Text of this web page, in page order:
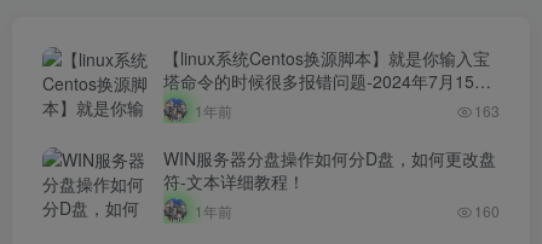
【linux系统Centos换源脚本】就是你输入宝
塔命令的时候很多报错问题-2024年7月15日
最新打包整理-解决小厂服务器yum源！
1年前 163
WIN服务器分盘操作如何分D盘，如何更改盘
符-文本详细教程！
1年前 160